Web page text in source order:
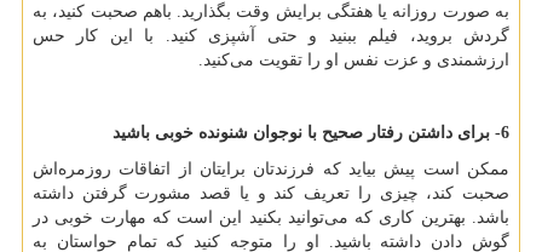
به صورت روزانه یا هفتگی برایش وقت بگذارید. باهم صحبت کنید، به
گردش بروید، فیلم ببنید و حتی آشپزی کنید. با این کار حس
ارزشمندی و عزت نفس او را تقویت می‌کنید.
6- برای داشتن رفتار صحیح با نوجوان شنونده خوبی باشید
ممکن است پیش بیاید که فرزندتان برایتان از اتفاقات روزمره‌اش
صحبت کند، چیزی را تعریف کند و یا قصد مشورت گرفتن داشته
باشد. بهترین کاری که می‌توانید بکنید این است که مهارت خوبی در
گوش دادن داشته باشید. او را متوجه کنید که تمام حواستان به